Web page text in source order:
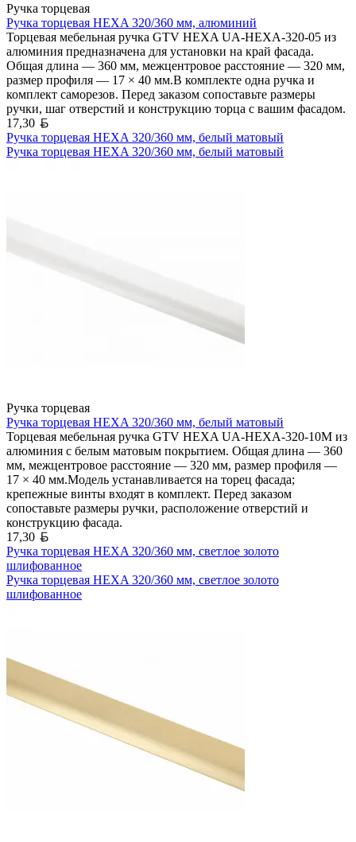
Ручка торцевая
Ручка торцевая HEXA 320/360 мм, алюминий
Торцевая мебельная ручка GTV HEXA UA-HEXA-320-05 из
алюминия предназначена для установки на край фасада.
Общая длина — 360 мм, межцентровое расстояние — 320 мм,
размер профиля — 17 × 40 мм.В комплекте одна ручка и
комплект саморезов. Перед заказом сопоставьте размеры
ручки, шаг отверстий и конструкцию торца с вашим фасадом.
17,30
Ручка торцевая HEXA 320/360 мм, белый матовый
Ручка торцевая HEXA 320/360 мм, белый матовый
Ручка торцевая
Ручка торцевая HEXA 320/360 мм, белый матовый
Торцевая мебельная ручка GTV HEXA UA-HEXA-320-10M из
алюминия с белым матовым покрытием. Общая длина — 360
мм, межцентровое расстояние — 320 мм, размер профиля —
17 × 40 мм.Модель устанавливается на торец фасада;
крепежные винты входят в комплект. Перед заказом
сопоставьте размеры ручки, расположение отверстий и
конструкцию фасада.
17,30
Ручка торцевая HEXA 320/360 мм, светлое золото
шлифованное
Ручка торцевая HEXA 320/360 мм, светлое золото
шлифованное